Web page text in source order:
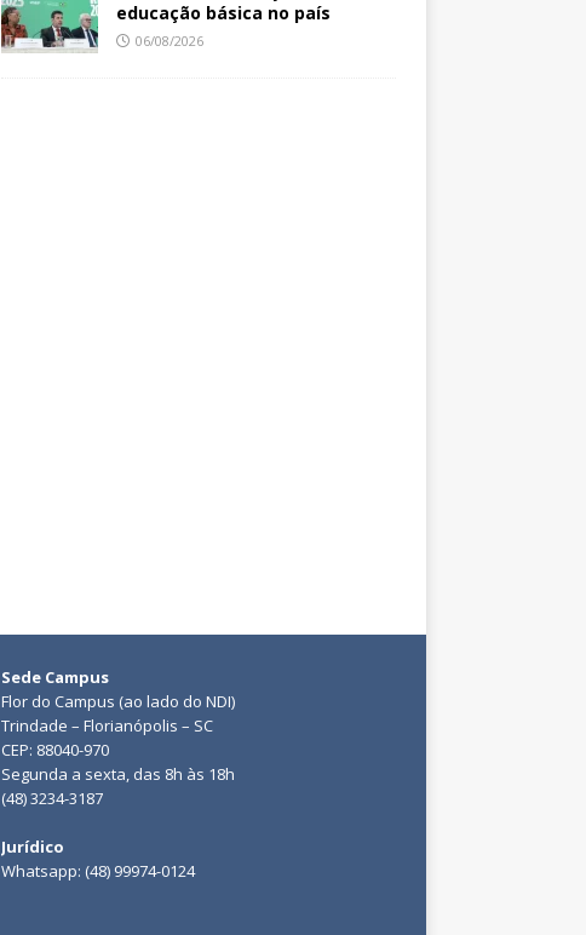
educação básica no país
06/08/2026
Sede Campus
Flor do Campus (ao lado do NDI)
Trindade – Florianópolis – SC
CEP: 88040-970
Segunda a sexta, das 8h às 18h
(48) 3234-3187
Jurídico
Whatsapp: (48) 99974-0124